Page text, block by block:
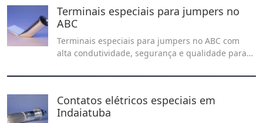
Terminais especiais para jumpers no
ABC
Terminais especiais para jumpers no ABC com
alta condutividade, segurança e qualidade para
usos e benefícios no nosso artigo!
Contatos elétricos especiais em
Indaiatuba